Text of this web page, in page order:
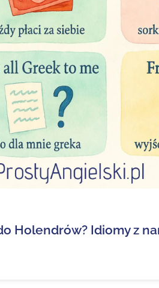
Holendrów? Idiomy z